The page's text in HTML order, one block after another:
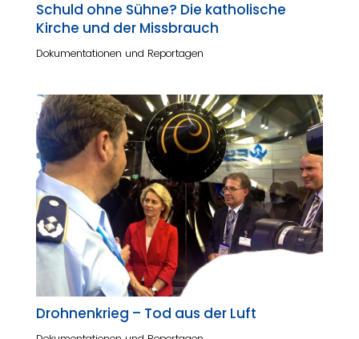
Schuld ohne Sühne? Die katholische
Kirche und der Missbrauch
Dokumentationen und Reportagen
Drohnenkrieg – Tod aus der Luft